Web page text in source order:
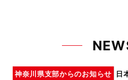
神奈川県支部からのお知らせ 日